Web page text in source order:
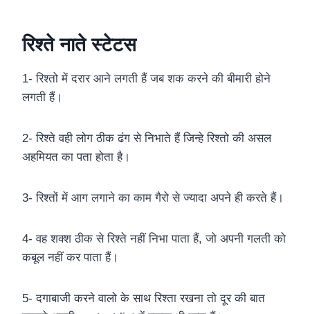
रिश्ते नाते स्टेटस
1- रिश्तो में दरार आने लगती हैं जब शक करने की बीमारी होने
लगती हैं।
2- रिश्ते वही लोग ठीक ढंग से निभाते हैं जिन्हे रिश्तो की असल
अहमियत का पता होता है।
3- रिश्तों में आग लगाने का काम गैरो से ज्यादा अपने ही करते हैं।
4- वह शक्श ठीक से रिश्ते नहीं निभा पाता हैं, जो अपनी गलती को
कबूल नहीं कर पाता हैं।
5- दगाबाजी करने वालो के साथ रिश्ता रखना तो दूर की बात